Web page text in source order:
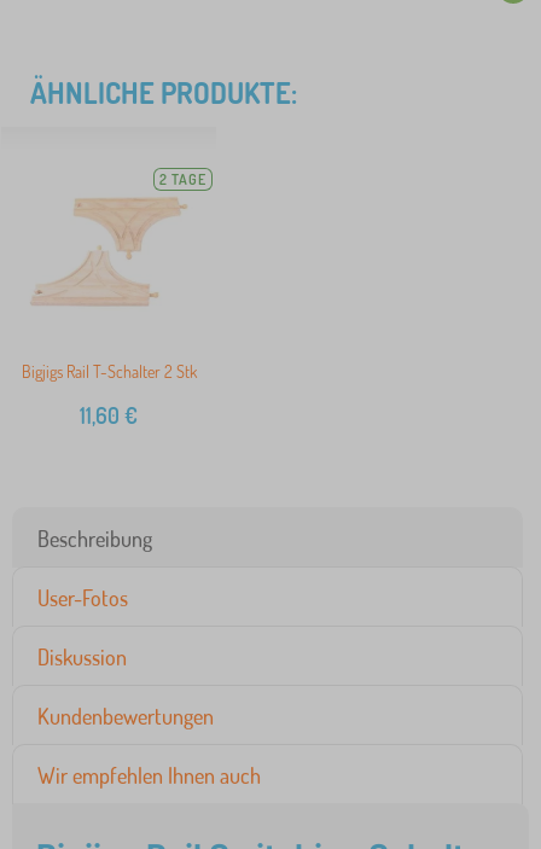
ÄHNLICHE PRODUKTE:
2 TAGE
Bigjigs Rail T-Schalter 2 Stk
11,60 €
Beschreibung
User-Fotos
Diskussion
Kundenbewertungen
Wir empfehlen Ihnen auch